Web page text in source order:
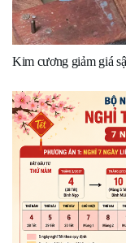
Kim cương giảm giá